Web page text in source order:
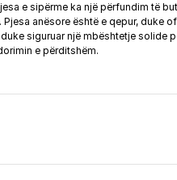
e sipërme ka një përfundim të
anësore është e qepur, duke
siguruar një mbështetje solide
e përditshëm.